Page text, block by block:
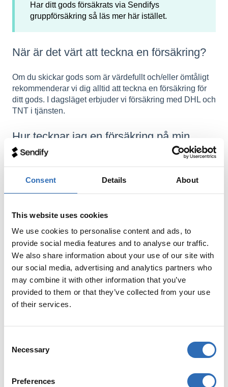
Consent Details About
This website uses cookies
We use cookies to personalise content and ads, to
provide social media features and to analyse our traffic.
We also share information about your use of our site with
our social media, advertising and analytics partners who
may combine it with other information that you’ve
provided to them or that they’ve collected from your use
of their services.
Necessary
Preferences
Har ditt gods försäkrats via Sendifys
gruppförsäkring så läs mer här istället.
När är det värt att teckna en försäkring?
Om du skickar gods som är värdefullt och/eller ömtåligt
rekommenderar vi dig alltid att teckna en försäkring för
ditt gods. I dagsläget erbjuder vi försäkring med DHL och
TNT i tjänsten.
Hur tecknar jag en försäkring på min
sändning?
Du tecknar enkelt en försäkring i samband med att du
Vad kostar försäkringen?
Priset skiljer sig åt beroende på vilken transportör och
fraktprodukt du väljer. Du får alltid priset direkt i tjänsten.
I premien ingår även självrisken.
Hur mycket kan jag räkna med att få i
ersättning vid tecknad försäkring?
kan du räkna med full ersättning för ditt gods. Värt att
notera är att ärendet måste bli godkänt av transportören
godset innebär inte ett godkänt ärende per automatik,